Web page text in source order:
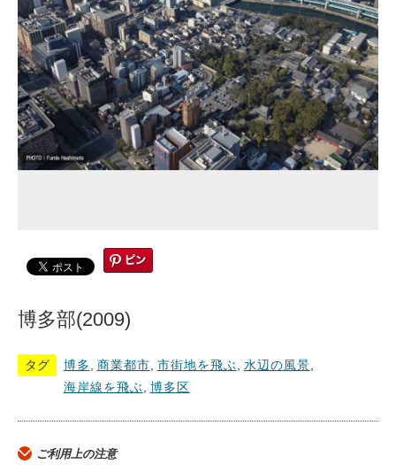
博多部(2009)
タグ 博多 商業都市 市街地を飛ぶ 水辺の風景
海岸線を飛ぶ
博多区
ご利用上の注意